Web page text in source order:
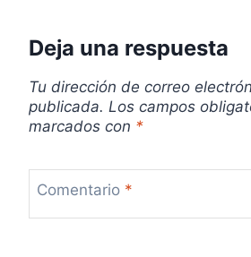
r
a
d
Deja una respuesta
Tu dirección de correo
publicada. Los campos
marcados con *
Comentario *